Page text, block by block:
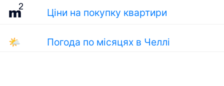
Ціни на покупку квартири
🌤 Погода по місяцях в Челлі